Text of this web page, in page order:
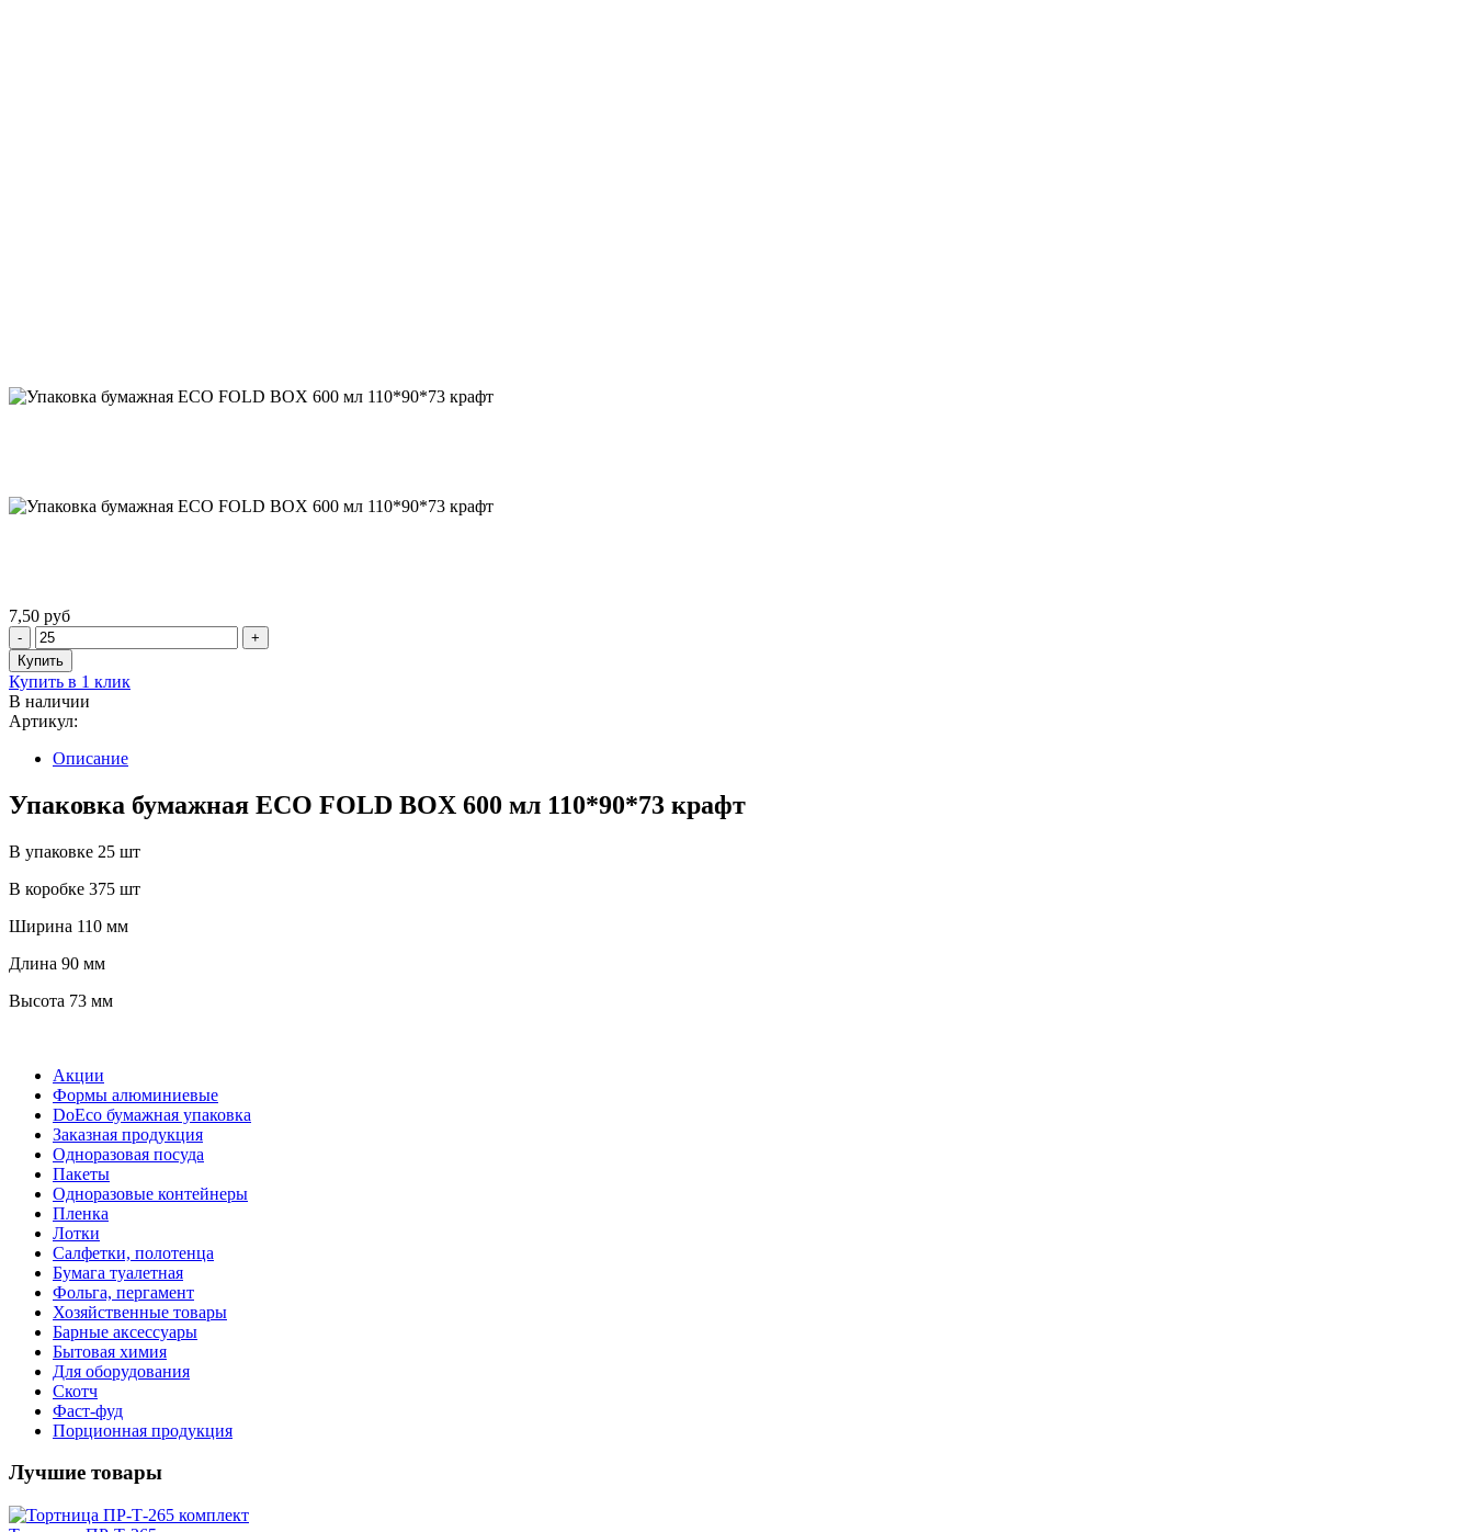
7,50 руб
Купить в 1 клик
В наличии
Артикул:
Описание
Упаковка бумажная ECO FOLD BOX 600 мл 110*90*73 крафт
В упаковке 25 шт
В коробке 375 шт
Ширина 110 мм
Длина 90 мм
Высота 73 мм
Акции
Формы алюминиевые
DoEco бумажная упаковка
Заказная продукция
Одноразовая посуда
Пакеты
Одноразовые контейнеры
Пленка
Лотки
Салфетки, полотенца
Бумага туалетная
Фольга, пергамент
Хозяйственные товары
Барные аксессуары
Бытовая химия
Для оборудования
Скотч
Фаст-фуд
Порционная продукция
Лучшие товары